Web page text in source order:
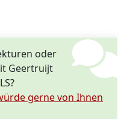
oder
Geertruijt
gerne von Ihnen